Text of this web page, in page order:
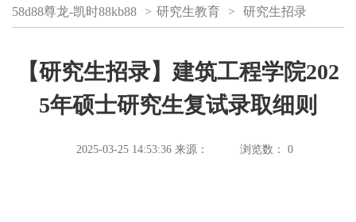
58d88尊龙-凯时88kb88 > 研究生教育 > 研究生招录
【研究生招录】建筑工程学院202
5年硕士研究生复试录取细则
2025-03-25 14:53:36 来源： 浏览数： 0